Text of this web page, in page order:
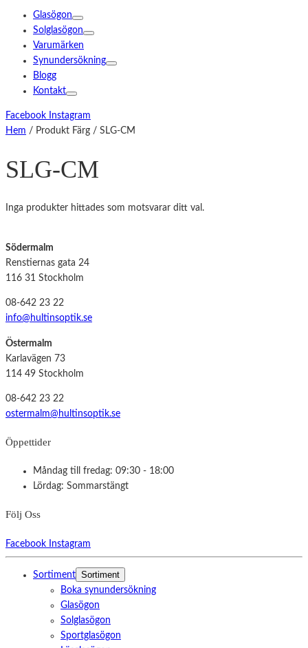
Glasögon
Solglasögon
Varumärken
Synundersökning
Blogg
Kontakt
Facebook
Instagram
Hem / Produkt Färg / SLG-CM
SLG-CM
Inga produkter hittades som motsvarar ditt val.
Södermalm
Renstiernas gata 24
116 31 Stockholm
08-642 23 22
info@hultinsoptik.se
Östermalm
Karlavägen 73
114 49 Stockholm
08-642 23 22
ostermalm@hultinsoptik.se
Öppettider
Måndag till fredag: 09:30 - 18:00
Lördag: Sommarstängt
Följ Oss
Facebook Instagram
Sortiment Sortiment
Boka synundersökning
Glasögon
Solglasögon
Sportglasögon